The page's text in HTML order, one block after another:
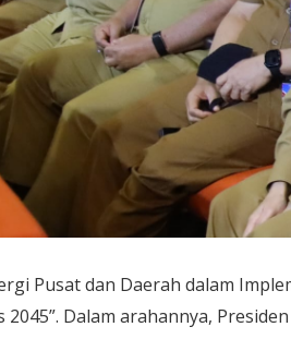
Pusat dan Daerah dalam
Dalam arahannya,